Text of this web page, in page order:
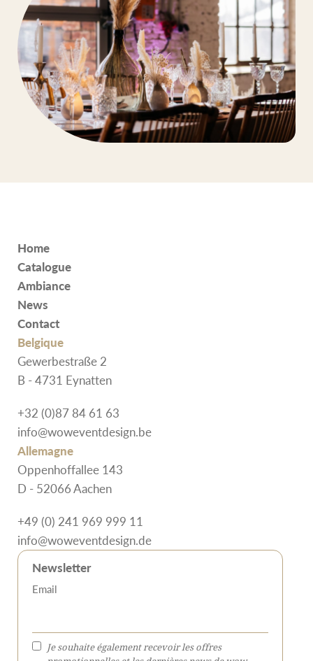
Home
Catalogue
Ambiance
News
Contact
Belgique
Gewerbestraße 2
B - 4731 Eynatten
+32 (0)87 84 61 63
info@woweventdesign.be
Allemagne
Oppenhoffallee 143
D - 52066 Aachen
+49 (0) 241 969 999 11
info@woweventdesign.de
Newsletter
Email
Je souhaite également recevoir les offres